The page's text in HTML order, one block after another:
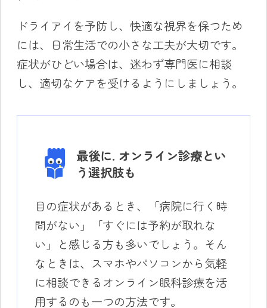
ドライアイを予防し、快適な視界を保つため
には、日常生活での小さな工夫が大切です。
症状がひどい場合は、迷わず専門医に相談
し、適切なケアを受けるようにしましょう。
最後に. オンライン診療とい
う選択肢も
目の症状があるとき、「病院に行く時
間がない」「すぐには予約が取れな
い」と感じる方も多いでしょう。そん
なときは、スマホやパソコンから気軽
に相談できるオンライン眼科診療を活
用するのも一つの方法です。